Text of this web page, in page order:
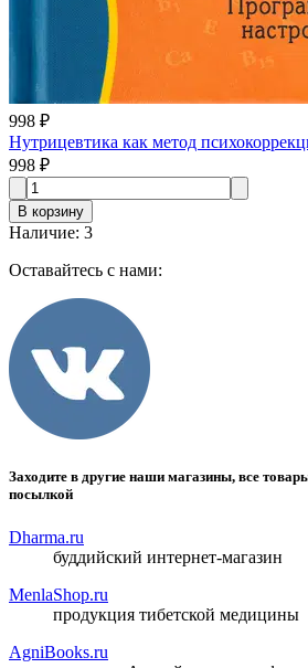
998 ₽
Нутрицевтика как метод
998 ₽
В корзину
Наличие: 3
Оставайтесь с нами:
Заходите в другие наши магазины, все
посылкой
Dharma.ru
буддийский интернет-магазин
MenlaShop.ru
продукция тибетской медицины
AgniBooks.ru